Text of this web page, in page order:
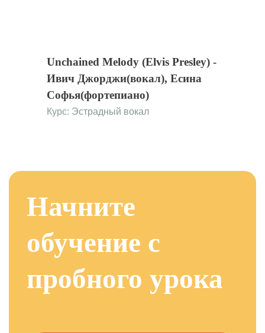
Unchained Melody (Elvis Presley) -
Ивич Джорджи(вокал), Есина
Софья(фортепиано)
Курс: Эстрадный вокал
Начните
обучение с
пробного урока